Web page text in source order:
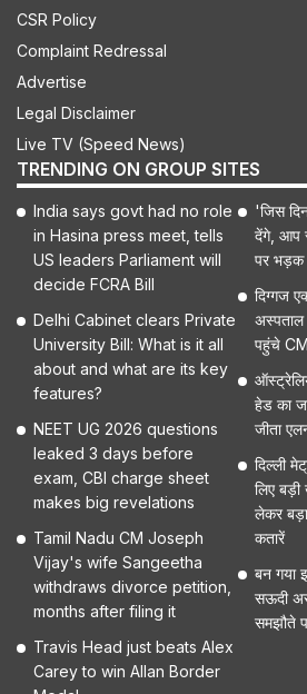
CSR Policy
Complaint Redressal
Advertise
Legal Disclaimer
Live TV (Speed News)
TRENDING ON GROUP SITES
India says govt had no role
in Hasina press meet, tells
US leaders Parliament will
decide FCRA Bill
Delhi Cabinet clears Private
University Bill: What is it all
about and what are its key
features?
NEET UG 2026 questions
leaked 3 days before
exam, CBI charge sheet
makes big revelations
Tamil Nadu CM Joseph
Vijay's wife Sangeetha
withdraws divorce petition,
months after filing it
Travis Head just beats Alex
Carey to win Allan Border
'जिस
देंगे, आप
पर भड़क
दिग्गज
अस्पताल
पहुंचे
हेड का
जीता
दिल्ली
लिए
लेकर
कतारें
बन गया
सऊदी
समझौते